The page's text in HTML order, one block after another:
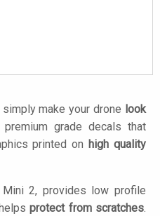
make your drone look
grade decals that
printed on high quality
2, provides low profile
protect from scratches.